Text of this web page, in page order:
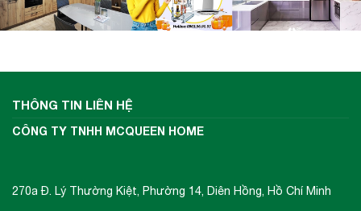
THÔNG TIN LIÊN HỆ
CÔNG TY TNHH MCQUEEN HOME
270a Đ. Lý Thường Kiệt, Phường 14, Diên Hồng, Hồ Chí Minh